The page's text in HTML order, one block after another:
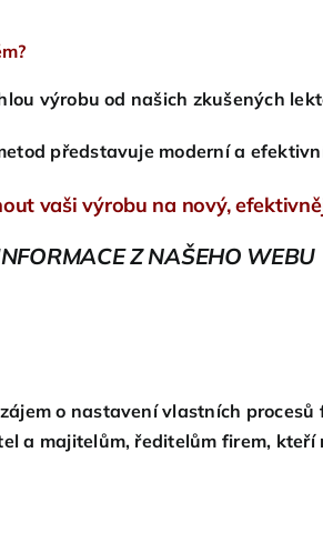
výrobu od našich zkušených
představuje moderní a
vaši výrobu na nový,
Z NAŠEHO WEBU
o nastavení vlastních
a majitelům, ředitelům firem, kteří